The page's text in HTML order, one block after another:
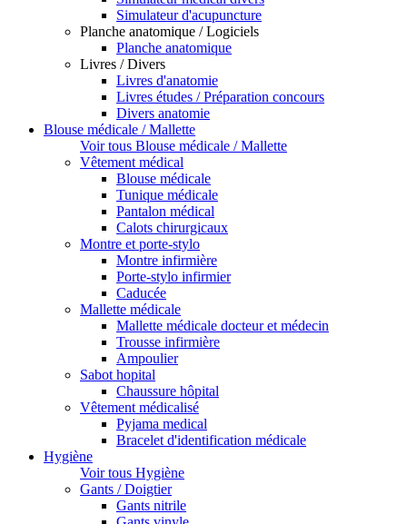
Simulateur d'acupuncture
Planche anatomique / Logiciels
Planche anatomique
Livres / Divers
Livres d'anatomie
Livres études / Préparation concours
Divers anatomie
Blouse médicale / Mallette
Voir tous Blouse médicale / Mallette
Vêtement médical
Blouse médicale
Tunique médicale
Pantalon médical
Calots chirurgicaux
Montre et porte-stylo
Montre infirmière
Porte-stylo infirmier
Caducée
Mallette médicale
Mallette médicale docteur et médecin
Trousse infirmière
Ampoulier
Sabot hopital
Chaussure hôpital
Vêtement médicalisé
Pyjama medical
Bracelet d'identification médicale
Hygiène
Voir tous Hygiène
Gants / Doigtier
Gants nitrile